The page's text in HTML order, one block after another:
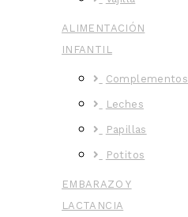
ALIMENTACIÓN
INFANTIL
Complementos
Leches
Papillas
Potitos
EMBARAZO Y
LACTANCIA